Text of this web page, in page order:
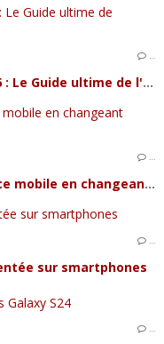
…
Les meilleurs Smartphones de 2026 : Le Guide ultime de l'innovation mobile
…
Offrez-vous une nouvelle expérience mobile en changeant d'opérateur et de Smartphone
…
sur smartphones
…